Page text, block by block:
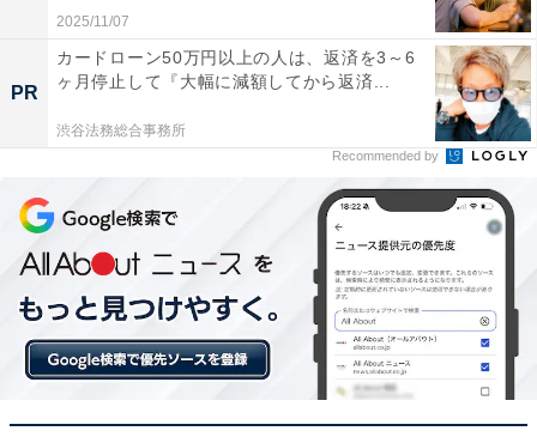
1位：天海祐希／71票
2025/11/07
PR
カードローン50万円以上の人は、返済を3～6
ヶ月停止して『大幅に減額してから返済...
渋谷法務総合事務所
Recommended by